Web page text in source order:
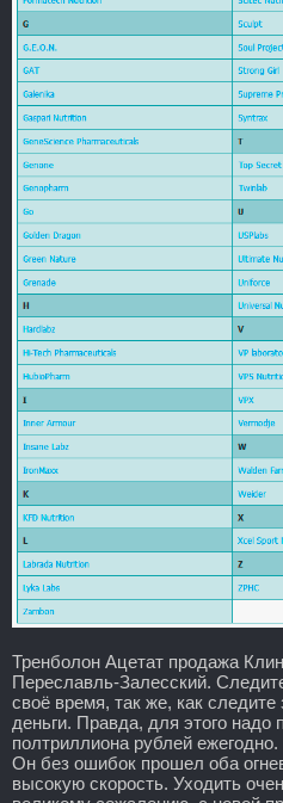
Тренболон Ацетат продажа
Переславль-Залесский.
своё время, так же, как следите
деньги. Правда, для этого надо
полтриллиона рублей ежегодно.
Он без ошибок прошел оба
высокую скорость. Уходить